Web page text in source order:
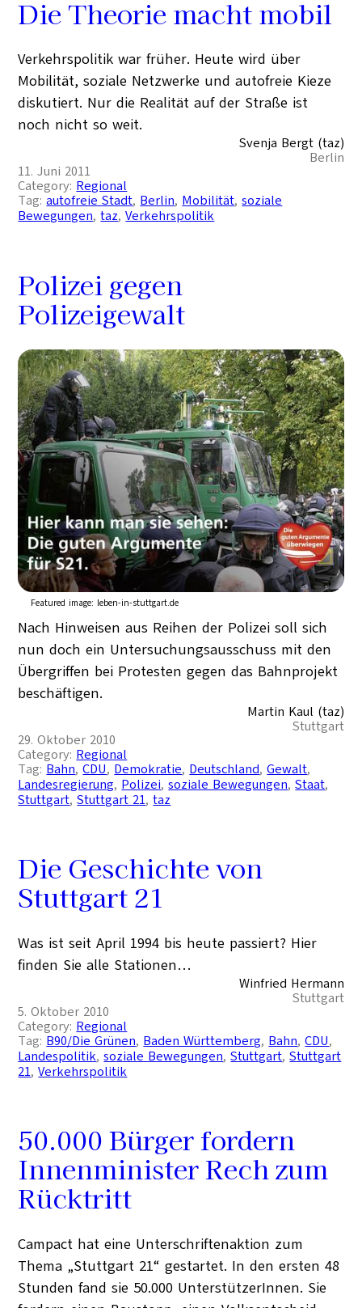
Die Theorie macht mobil
Verkehrspolitik war früher. Heute wird über
Mobilität, soziale Netzwerke und autofreie Kieze
diskutiert. Nur die Realität auf der Straße ist
noch nicht so weit.
Svenja Bergt (taz)
Berlin
11. Juni 2011
Category: Regional
Tag:autofreie Stadt, Berlin, Mobilität, soziale
Bewegungen, taz, Verkehrspolitik
Polizei gegen
Polizeigewalt
Featured image: leben-in-stuttgart.de
Nach Hinweisen aus Reihen der Polizei soll sich
nun doch ein Untersuchungsausschuss mit den
Übergriffen bei Protesten gegen das Bahnprojekt
beschäftigen.
Martin Kaul (taz)
Stuttgart
29. Oktober 2010
Category: Regional
Tag: Bahn, CDU, Demokratie, Deutschland, Gewalt
Landesregierung, Polizei, soziale Bewegungen, Staat
Stuttgart, Stuttgart 21, taz
Die Geschichte von
Stuttgart 21
Was ist seit April 1994 bis heute passiert? Hier
finden Sie alle Stationen…
Winfried Hermann
Stuttgart
5. Oktober 2010
Category: Regional
Tag: B90/Die Grünen, Baden Württemberg, Bahn, CDU
Landespolitik, soziale Bewegungen, Stuttgart, Stuttgart
21, Verkehrspolitik
50.000 Bürger fordern
Innenminister Rech zum
Rücktritt
Campact hat eine Unterschriftenaktion zum
Thema „Stuttgart 21“ gestartet. In den ersten 48
Stunden fand sie 50.000 UnterstützerInnen. Sie